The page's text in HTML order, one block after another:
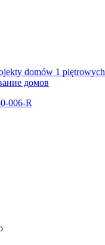
domów 1 piętrowych
домов
006-R